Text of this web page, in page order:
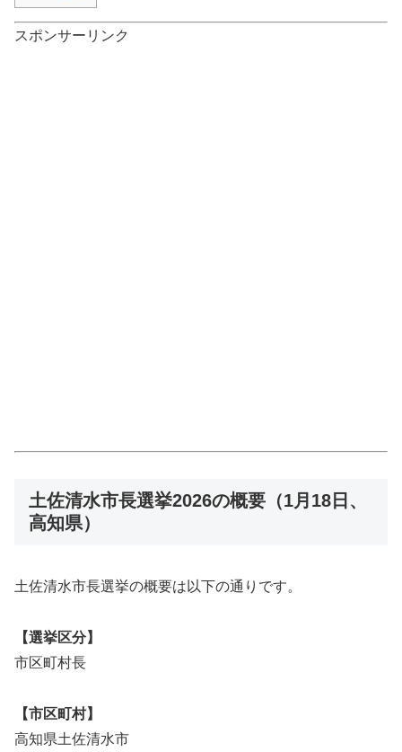
スポンサーリンク
土佐清水市長選挙2026の概要（1月18日、
高知県）
土佐清水市長選挙の概要は以下の通りです。
【選挙区分】
市区町村長
【市区町村】
高知県土佐清水市